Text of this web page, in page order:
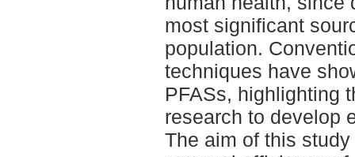
most significant
population.
techniques have
PFASs, highlighting
research to develop
The aim of this